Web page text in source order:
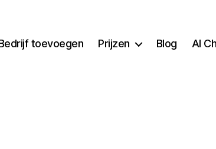
toevoegen Prijzen Blog AI